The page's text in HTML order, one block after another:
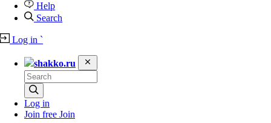
Help
Search
Log in `
shakko.ru
Log in
Join free Join